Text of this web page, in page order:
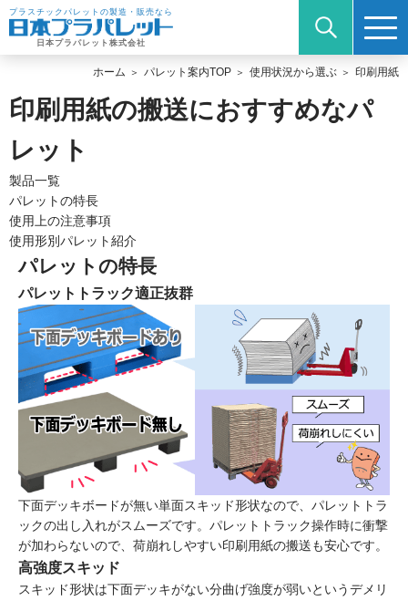
プラスチックパレットの製造・販売なら
日本プラパレット株式会社
ホーム パレット案内TOP 使用状況から選ぶ 印刷用紙
印刷用紙の搬送におすすめなパ
レット
製品一覧
パレットの特長
使用上の注意事項
使用形別パレット紹介
パレットの特長
パレットトラック適正抜群
下面デッキボードが無い単面スキッド形状なので、パレットトラ
ックの出し入れがスムーズです。パレットトラック操作時に衝撃
が加わらないので、荷崩れしやすい印刷用紙の搬送も安心です。
高強度スキッド
スキッド形状は下面デッキがない分曲げ強度が弱いというデメリ